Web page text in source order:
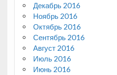
Декабрь 2016
Ноябрь 2016
Октябрь 2016
Сентябрь 2016
Август 2016
Июль 2016
Июнь 2016